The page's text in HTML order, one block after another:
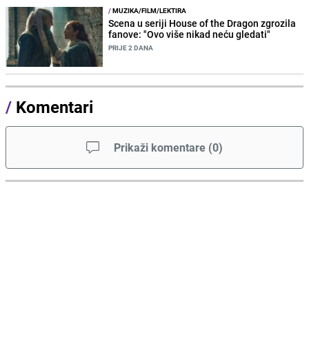
/MUZIKA/FILM/LEKTIRA
Scena u seriji House of the Dragon zgrozila
fanove: "Ovo više nikad neću gledati"
PRIJE 2 DANA
/ Komentari
Prikaži komentare (0)